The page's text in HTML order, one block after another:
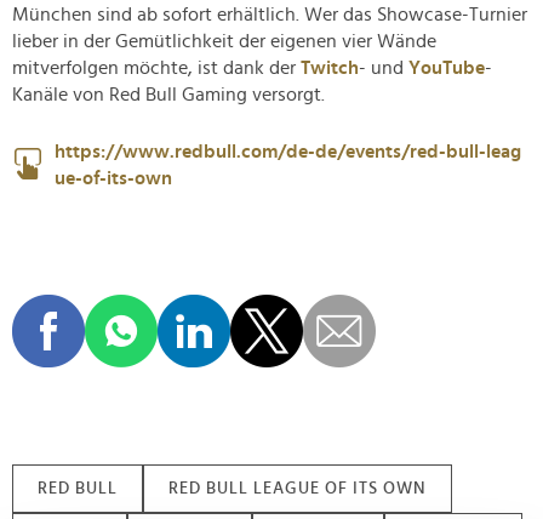
München sind ab sofort erhältlich. Wer das Showcase-Turnier
lieber in der Gemütlichkeit der eigenen vier Wände
mitverfolgen möchte, ist dank der Twitch- und YouTube-
Kanäle von Red Bull Gaming versorgt.
https://www.redbull.com/de-de/events/red-bull-leag
ue-of-its-own
RED BULL RED BULL LEAGUE OF ITS OWN